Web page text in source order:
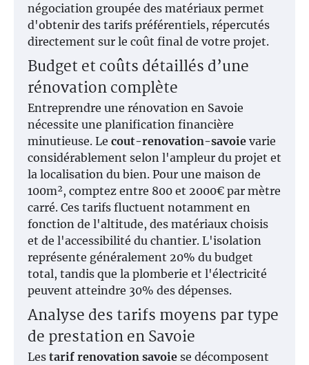
négociation groupée des matériaux permet
d'obtenir des tarifs préférentiels, répercutés
directement sur le coût final de votre projet.
Budget et coûts détaillés d’une
rénovation complète
Entreprendre une rénovation en Savoie
nécessite une planification financière
minutieuse. Le cout-renovation-savoie varie
considérablement selon l'ampleur du projet et
la localisation du bien. Pour une maison de
100m², comptez entre 800 et 2000€ par mètre
carré. Ces tarifs fluctuent notamment en
fonction de l'altitude, des matériaux choisis
et de l'accessibilité du chantier. L'isolation
représente généralement 20% du budget
total, tandis que la plomberie et l'électricité
peuvent atteindre 30% des dépenses.
Analyse des tarifs moyens par type
de prestation en Savoie
Les tarif renovation savoie se décomposent